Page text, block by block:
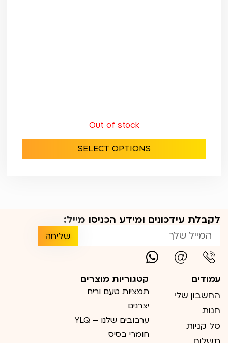
Out of stock
SELECT OPTIONS
לקבלת עידכונים ומידע הכניסו מייל:
שליחה
עמודים
החשבון שלי
חנות
סל קניות
קטגוריות מוצרים
תמציות טעם וריח
יצרנים
ערבובים שלנו – YLQ
חומרי בסיס